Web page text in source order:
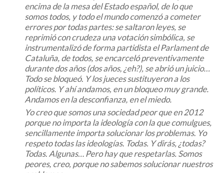
encima de la mesa del Estado español, de lo que
somos todos, y todo el mundo comenzó a cometer
errores por todas partes: se saltaron leyes, se
reprimió con crudeza una votación simbólica, se
instrumentalizó de forma partidista el Parlament de
Cataluña, de todos, se encarceló preventivamente
durante dos años (dos años, ¿eh?), se abrió un juicio…
Todo se bloqueó. Y los jueces sustituyeron a los
políticos. Y ahí andamos, en un bloqueo muy grande.
Andamos en la desconfianza, en el miedo.
Yo creo que somos una sociedad peor que en 2012
porque no importa la ideología con la que comulgues,
sencillamente importa solucionar los problemas. Yo
respeto todas las ideologías. Todas. Y dirás, ¿todas?
Todas. Algunas… Pero hay que respetarlas. Somos
peores, creo, porque no sabemos solucionar nuestros